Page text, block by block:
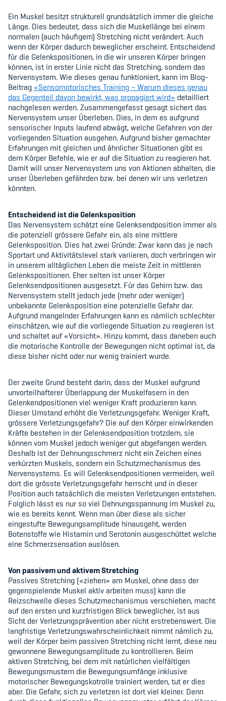
Sponsoren und Partner
Netzwerk
Ein Muskel besitzt strukturell grundsätzlich immer die gleiche
Länge. Dies bedeutet, dass sich die Muskellänge bei einem
normalen (auch häufigem) Stretching nicht verändert. Auch
wenn der Körper dadurch beweglicher erscheint. Entscheidend
für die Gelenkspositionen, in die wir unseren Körper bringen
können, ist in erster Linie nicht das Stretching, sondern das
Nervensystem. Wie dieses genau funktioniert, kann im Blog-
Beitrag«Sensomotorisches Training – Warum dieses genau
das Gegenteil davon bewirkt, was propagiert wird» detailliert
nachgelesen werden. Zusammengefasst gesagt sichert das
Nervensystem unser Überleben. Dies, in dem es aufgrund
sensorischer Inputs laufend abwägt, welche Gefahren von der
vorliegenden Situation ausgehen. Aufgrund bisher gemachter
Erfahrungen mit gleichen und ähnlicher Situationen gibt es
dem Körper Befehle, wie er auf die Situation zu reagieren hat.
Damit will unser Nervensystem uns von Aktionen abhalten, die
unser Überleben gefährden bzw. bei denen wir uns verletzen
könnten.
Entscheidend ist die Gelenksposition
Das Nervensystem schätzt eine Gelenksendposition immer als
die potenziell grössere Gefahr ein, als eine mittlere
Gelenksposition. Dies hat zwei Gründe: Zwar kann das je nach
Sportart und Aktivitätslevel stark variieren, doch verbringen wir
in unserem alltäglichen Leben die meiste Zeit in mittleren
Gelenkspositionen. Eher selten ist unser Körper
Gelenksendpositionen ausgesetzt. Für das Gehirn bzw. das
Nervensystem stellt jedoch jede (mehr oder weniger)
unbekannte Gelenksposition eine potenzielle Gefahr dar.
Aufgrund mangelnder Erfahrungen kann es nämlich schlechter
einschätzen, wie auf die vorliegende Situation zu reagieren ist
und schaltet auf«Vorsicht». Hinzu kommt, dass daneben auch
die motorische Kontrolle der Bewegungen nicht optimal ist, da
diese bisher nicht oder nur wenig trainiert wurde.
Der zweite Grund besteht darin, dass der Muskel aufgrund
unvorteilhafterer Überlappung der Muskelfasern in den
Gelenkendpositionen viel weniger Kraft produzieren kann.
Dieser Umstand erhöht die Verletzungsgefahr. Weniger Kraft,
grössere Verletzungsgefahr? Die auf den Körper einwirkenden
Kräfte bestehen in der Gelenksendposition trotzdem, sie
können vom Muskel jedoch weniger gut abgefangen werden.
Deshalb ist der Dehnungsschmerz nicht ein Zeichen eines
verkürzten Muskels, sondern ein Schutzmechanismus des
Nervensystems. Es will Gelenksendpositionen vermeiden, weil
dort die grösste Verletzungsgefahr herrscht und in dieser
Position auch tatsächlich die meisten Verletzungen entstehen.
Folglich lässt es nur so viel Dehnungsspannung im Muskel zu,
wie es bereits kennt. Wenn man über diese als sicher
eingestufte Bewegungsamplitude hinausgeht, werden
Botenstoffe wie Histamin und Serotonin ausgeschüttet welche
eine Schmerzsensation auslösen.
Von passivem und aktivem Stretching
Passives Stretching («ziehen» am Muskel, ohne dass der
gegenspielende Muskel aktiv arbeiten muss) kann die
Reizschwelle dieses Schutzmechanismus verschieben, macht
auf den ersten und kurzfristigen Blick beweglicher, ist aus
Sicht der Verletzungsprävention aber nicht erstrebenswert. Die
langfristige Verletzungswahrscheinlichkeit nimmt nämlich zu,
weil der Körper beim passiven Stretching nicht lernt, diese neu
gewonnene Bewegungsamplitude zu kontrollieren. Beim
aktiven Stretching, bei dem mit natürlichen vielfältigen
Bewegungsmustern die Bewegungsumfänge inklusive
motorischer Bewegungskotrolle trainiert werden, tut er dies
aber. Die Gefahr, sich zu verletzen ist dort viel kleiner. Denn